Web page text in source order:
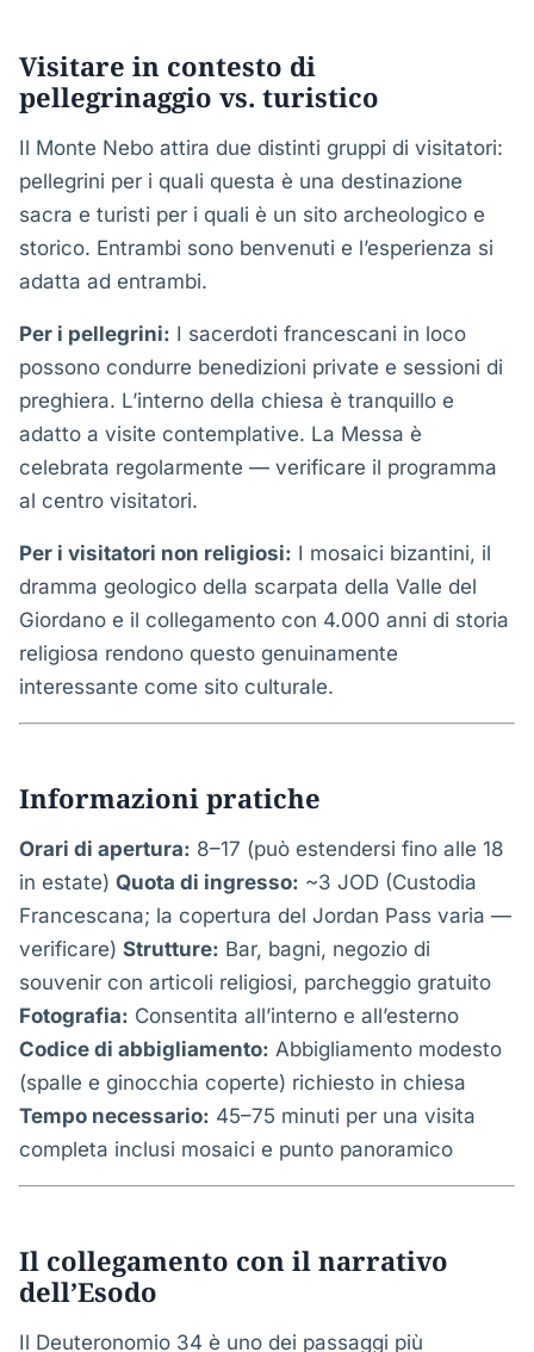
Visitare in contesto di
pellegrinaggio vs. turistico
Il Monte Nebo attira due distinti gruppi di visitatori:
pellegrini per i quali questa è una destinazione
sacra e turisti per i quali è un sito archeologico e
storico. Entrambi sono benvenuti e l’esperienza si
adatta ad entrambi.
Per i pellegrini: I sacerdoti francescani in loco
possono condurre benedizioni private e sessioni di
preghiera. L’interno della chiesa è tranquillo e
adatto a visite contemplative. La Messa è
celebrata regolarmente — verificare il programma
al centro visitatori.
Per i visitatori non religiosi: I mosaici bizantini, il
dramma geologico della scarpata della Valle del
Giordano e il collegamento con 4.000 anni di storia
religiosa rendono questo genuinamente
interessante come sito culturale.
Informazioni pratiche
Orari di apertura: 8–17 (può estendersi fino alle 18
in estate) Quota di ingresso: ~3 JOD (Custodia
Francescana; la copertura del Jordan Pass varia —
verificare) Strutture: Bar, bagni, negozio di
souvenir con articoli religiosi, parcheggio gratuito
Fotografia: Consentita all’interno e all’esterno
Codice di abbigliamento: Abbigliamento modesto
(spalle e ginocchia coperte) richiesto in chiesa
Tempo necessario: 45–75 minuti per una visita
completa inclusi mosaici e punto panoramico
Il collegamento con il narrativo
dell’Esodo
Il Deuteronomio 34 è uno dei passaggi più